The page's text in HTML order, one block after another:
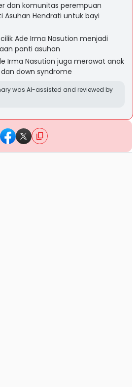
dan komunitas perempuan
Asuhan Hendrati untuk bayi
Ade Irma Nasution menjadi
panti asuhan
Irma Nasution juga merawat anak
down syndrome
was AI-assisted and reviewed by